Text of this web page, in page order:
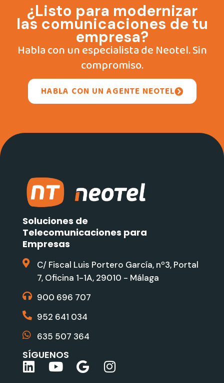
¿Listo para modernizar
las comunicaciones de tu
empresa?
Habla con un especialista de Neotel. Sin
compromiso.
HABLA CON UN AGENTE NEOTEL
Soluciones de
Telecomunicaciones para
Empresas
C/ Fiscal Luis Portero García, nº3, Portal
7, Oficina 1-1A, 29010 - Málaga
900 696 707
952 641 034
635 507 364
SÍGUENOS
L Y G I